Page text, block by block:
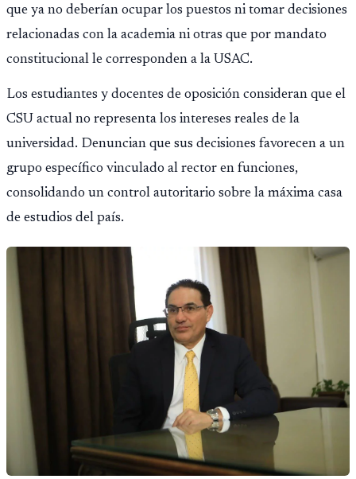
que ya no deberían ocupar los puestos ni tomar decisiones
relacionadas con la academia ni otras que por mandato
constitucional le corresponden a la USAC.
Los estudiantes y docentes de oposición consideran que el
CSU actual no representa los intereses reales de la
universidad. Denuncian que sus decisiones favorecen a un
grupo específico vinculado al rector en funciones,
consolidando un control autoritario sobre la máxima casa
de estudios del país.